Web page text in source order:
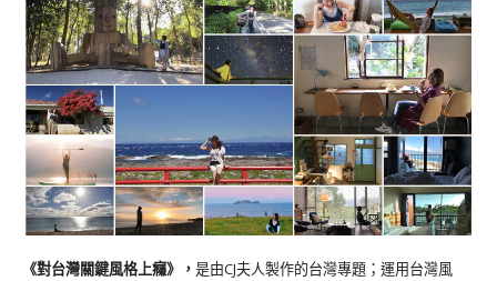
《對台灣關鍵風格上癮》 ， 是由CJ夫人製作的台灣專題；運用台灣風